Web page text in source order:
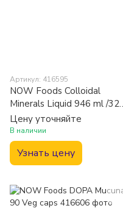
Артикул: 416595
NOW Foods Colloidal
Minerals Liquid 946 ml /32
servings/ Natural Raspberry
Цену уточняйте
В наличии
Узнать цену